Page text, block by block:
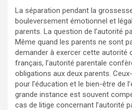
La séparation pendant la
bouleversement émotionnel et
parents. La question de l’autorité
Même quand les parents ne sont
demander à exercer cette autorité
français, l’autorité parentale
obligations aux deux parents.
pour l’éducation et le bien-être de
grande instance est souvent
cas de litige concernant l’autorité